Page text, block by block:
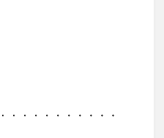
・・・・・・・・・・